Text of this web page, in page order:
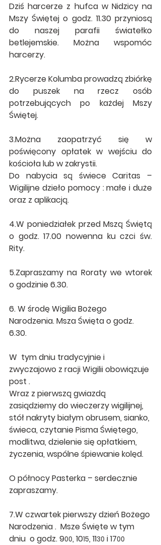
Dziś harcerze z hufca w Nidzicy na
Mszy Świętej o godz. 11.30 przyniosą
do naszej parafii światełko
betlejemskie. Można wspomóc
harcerzy.
2.Rycerze Kolumba prowadzą zbiórkę
do puszek na rzecz osób
potrzebujących po każdej Mszy
Świętej.
3.Można zaopatrzyć się w
poświęcony opłatek w wejściu do
kościoła lub w zakrystii.
Do nabycia są świece Caritas –
Wigilijne dzieło pomocy : małe i duże
oraz z aplikacją.
4.W poniedziałek przed Mszą Świętą
o godz. 17.00 nowenna ku czci św.
Rity.
5.Zapraszamy na Roraty we wtorek
o godzinie 6.30.
6. W środę Wigilia Bożego
Narodzenia. Msza Święta o godz.
6.30.
W  tym dniu tradycyjnie i
zwyczajowo z racji Wigilii obowiązuje
post .
Wraz z pierwszą gwiazdą
zasiądziemy do wieczerzy wigilijnej,
stół nakryty białym obrusem, sianko,
świeca, czytanie Pisma Świętego,
modlitwa, dzielenie się opłatkiem,
życzenia, wspólne śpiewanie kolęd.
O północy Pasterka – serdecznie
zapraszamy.
7.W czwartek pierwszy dzień Bożego
Narodzenia .  Msze Święte w tym
dniu  o godz. 900, 1015, 1130 i 1700